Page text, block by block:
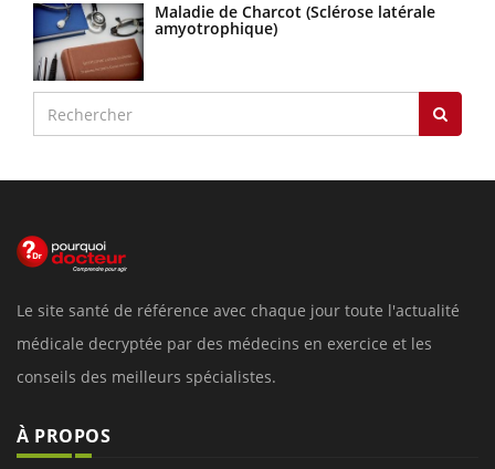
Maladie de Charcot (Sclérose latérale
amyotrophique)
Le site santé de référence avec chaque jour toute l'actualité
médicale decryptée par des médecins en exercice et les
conseils des meilleurs spécialistes.
À PROPOS